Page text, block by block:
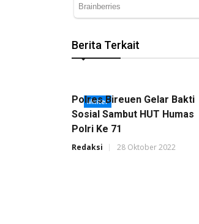
Berita Terkait
Militer
Polres Bireuen Gelar Bakti
Sosial Sambut HUT Humas
Polri Ke 71
Redaksi 28 Oktober 2022